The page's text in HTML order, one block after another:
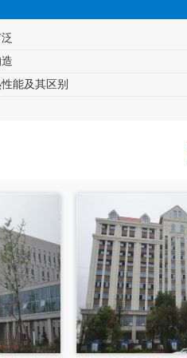
能及其区别